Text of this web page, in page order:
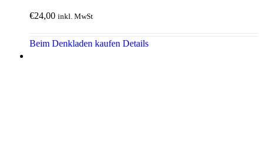
€24,00 inkl. MwSt
Beim Denkladen kaufen Details